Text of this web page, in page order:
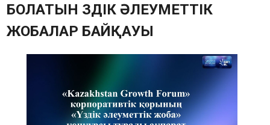
Мақалалар
Тарихи-мәдени мұра ескерткіштерінің
картасы
Фотогалерея
БОЛАТЫН ҮЗДІК ӘЛЕУМЕТТІК
ЖОБАЛАР БАЙҚАУЫ